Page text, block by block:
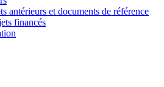
antérieurs et documents de référence
financés